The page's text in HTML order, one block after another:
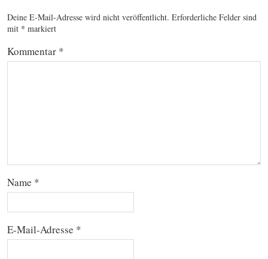
Deine E-Mail-Adresse wird nicht veröffentlicht. Erforderliche Felder sind
mit * markiert
Kommentar *
Name *
E-Mail-Adresse *